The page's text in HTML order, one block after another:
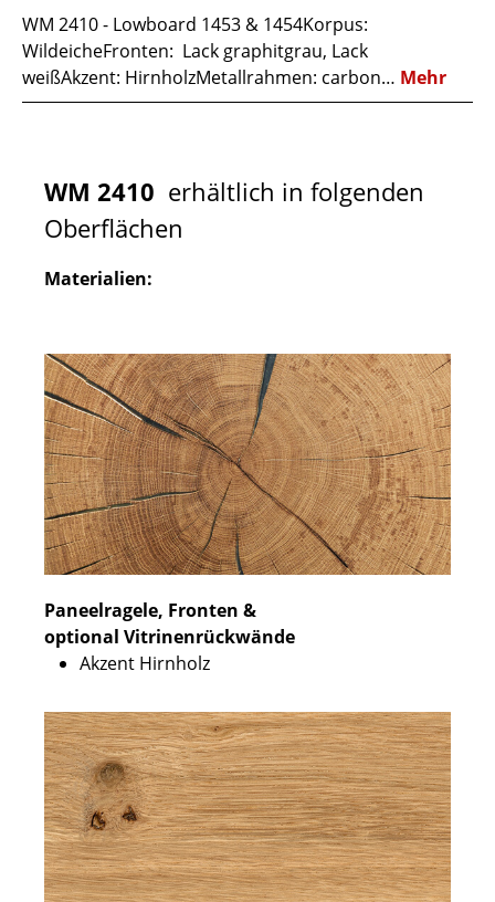
WM 2410 - Lowboard 1453 & 1454Korpus:
WildeicheFronten: Lack graphitgrau, Lack
weißAkzent: HirnholzMetallrahmen: carbon… Mehr
WM 2410 erhältlich in folgenden
Oberflächen
Materialien:
Paneelragele, Fronten &
optional Vitrinenrückwände
Akzent Hirnholz